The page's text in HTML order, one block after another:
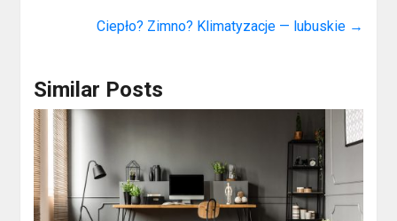
Ciepło? Zimno? Klimatyzacje — lubuskie →
Similar Posts